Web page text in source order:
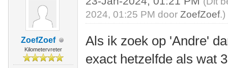
ZoefZoef
Kilometervreter
2024, 01:25 PM doorZoefZoef.)
Als ik zoek op 'Andre'
exact hetzelfde als wat